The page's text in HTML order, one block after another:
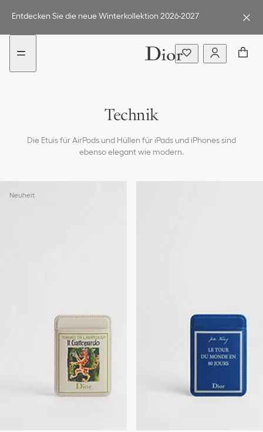
zumEntdecken Sie die neue Winterkollektion 2026-2027
Technik
Die Etuis für AirPods und Hüllen für iPads und iPhones sind
ebenso elegant wie modern.
Neuheit